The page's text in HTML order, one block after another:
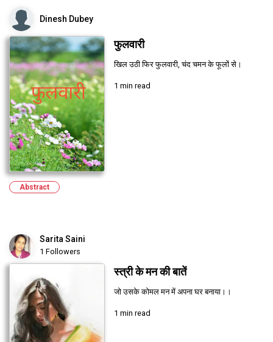
Dinesh Dubey
फुलवारी
खिल उठी फिर फुलवारी, चंद चमन के फूलों से।
1 min read
Abstract
Sarita Saini
1 Followers
स्त्री के मन की बातें
जो उसके कोमल मन में अपना घर बनाया।।
1 min read